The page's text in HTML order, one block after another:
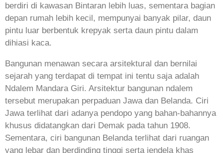
berdiri di kawasan Bintaran lebih luas, sementara bagian
depan rumah lebih kecil, mempunyai banyak pilar, daun
pintu luar berbentuk krepyak serta daun pintu dalam
dihiasi kaca.
Bangunan menawan secara arsitektural dan bernilai
sejarah yang terdapat di tempat ini tentu saja adalah
Ndalem Mandara Giri. Arsitektur bangunan ndalem
tersebut merupakan perpaduan Jawa dan Belanda. Ciri
Jawa terlihat dari adanya pendopo yang bahan-bahannya
khusus didatangkan dari Demak pada tahun 1908.
Sementara, ciri bangunan Belanda terlihat dari ruangan
yang lebar dan berdinding tinggi serta jendela khas